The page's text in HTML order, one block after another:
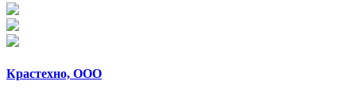
Крастехно, ООО